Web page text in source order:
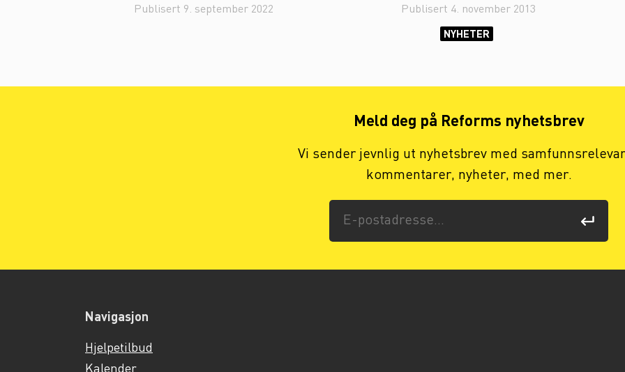
Publisert 9. september 2022 Publisert 4. november 2013
NYHETER
Meld deg på Reforms nyhetsbrev
Vi sender jevnlig ut nyhetsbrev med
kommentarer, nyheter, med mer.
Navigasjon
Hjelpetilbud